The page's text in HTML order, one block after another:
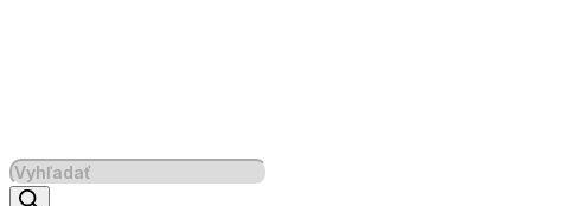
Products
search